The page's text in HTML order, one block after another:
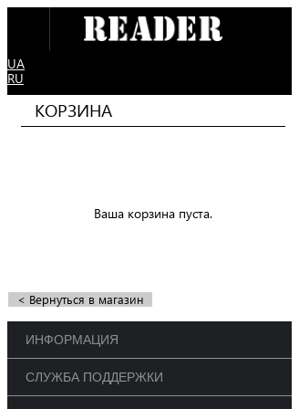
UA
RU
КОРЗИНА
Ваша корзина пуста.
< Вернуться в магазин
ИНФОРМАЦИЯ
СЛУЖБА ПОДДЕРЖКИ